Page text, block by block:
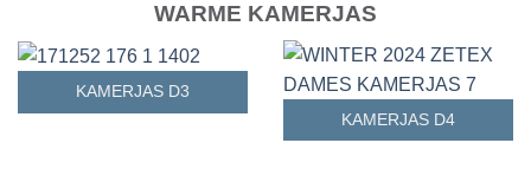
WARME KAMERJAS
KAMERJAS D3
KAMERJAS D4